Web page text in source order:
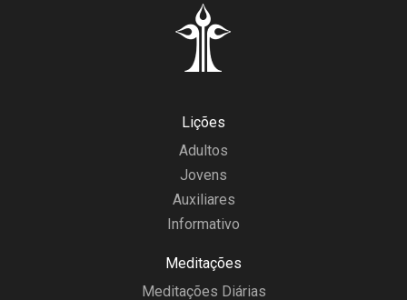
Lições
Adultos
Jovens
Auxiliares
Informativo
Meditações
Meditações Diárias